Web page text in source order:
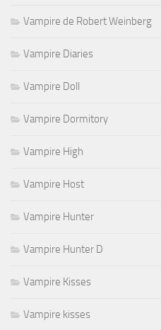
Vampire de Robert Weinberg
Vampire Diaries
Vampire Doll
Vampire Dormitory
Vampire High
Vampire Host
Vampire Hunter
Vampire Hunter D
Vampire Kisses
Vampire kisses